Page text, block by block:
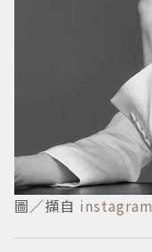
圖／擷自 instagram